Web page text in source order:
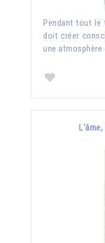
Pendant tout le
doit créer
une atmosphère